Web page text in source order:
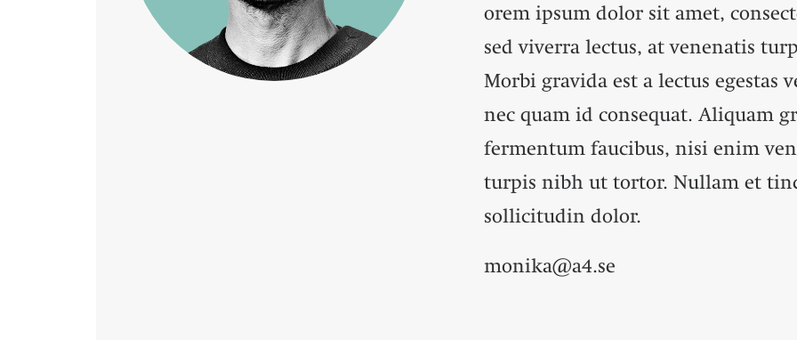
orem ipsum dolor sit amet,
sed viverra lectus, at venenatis
Morbi gravida est a lectus egestas
nec quam id consequat. Aliquam
fermentum faucibus, nisi enim
turpis nibh ut tortor. Nullam et
sollicitudin dolor.
monika@a4.se